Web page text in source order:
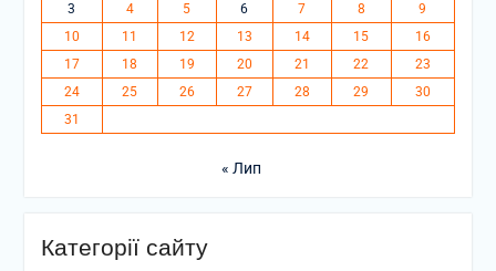
3
4 5 6 7 8
9
10
11 12 13 14 15
16
17
18 19 20 21 22
23
24
25 26 27 28 29
30
31
« Лип
Категорії сайту